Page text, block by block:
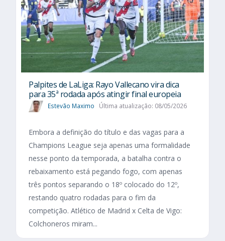
Palpites de LaLiga: Rayo Vallecano vira dica
para 35ª rodada após atingir final europeia
Estevão Maximo Última atualização: 08/05/2026
Embora a definição do título e das vagas para a
Champions League seja apenas uma formalidade
nesse ponto da temporada, a batalha contra o
rebaixamento está pegando fogo, com apenas
três pontos separando o 18º colocado do 12º,
restando quatro rodadas para o fim da
competição. Atlético de Madrid x Celta de Vigo:
Colchoneros miram...